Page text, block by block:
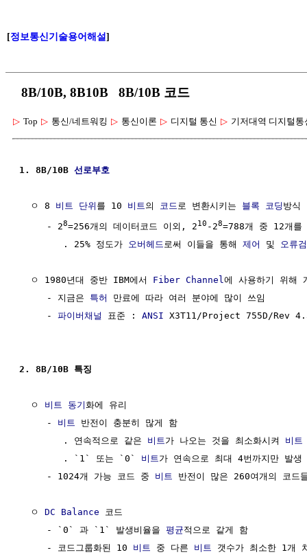
[정보통신기술용어해설]
8B/10B, 8B10B 8B/10B 코드
▷ Top ▷ 통신/네트워킹 ▷ 통신이론 ▷ 디지털 통신 ▷ 기저대역 디지털통
1. 8B/10B 선로부호
  ㅇ 8
비트 단위 를 10 비트 의 코드 로 변환시키는 블록 코딩 방식
     - 2
8=256개의 데이터코드 이외, 210 -28=788개 중 12개를
        . 25% 정도가
오버헤드 로써 이들을 통해 제어 및 오류
  ㅇ 1980년대 중반 IBM에서
Fiber Channel 에 사용하기 위해
     - 지금은
특허
만료에 따라 여러 분야에 많이 쓰임
     -
파이버채널 표준 : ANSI X3T11/Project 755D/Rev
2. 8B/10B 특징
  ㅇ
비트 동기 화에 유리
     -
비트
반전이 충분히 많게 함
        . 연속적으로 같은
비트 가 나오는 것을 최소화시켜 비트
        . `1` 또는 `0`
비트 가 연속으로 최대 4번까지만 발생
     - 1024개 가능 코드 중
비트 반전이 많은 260여개의 코드
  ㅇ
DC Balance 코드
     - `0` 과 `1` 발생비율을
평균적으로 같게 함
     - 코드그룹화된 10
비트 중 다른 비트
갯수가 최소한 1개